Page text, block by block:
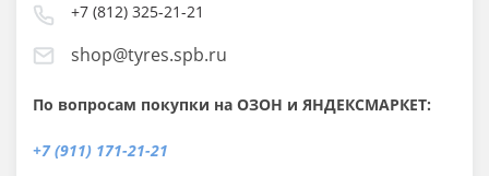
+7 (812) 325-21-21
shop@tyres.spb.ru
По вопросам покупки на ОЗОН и ЯНДЕКСМАРКЕТ:
+7 (911) 171-21-21